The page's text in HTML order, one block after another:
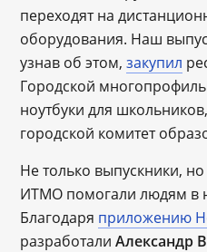
переходят на
оборудования. Наш
узнав об этом,закупил
Городской
ноутбуки для
городской комитет
Не только выпускники,
ИТМО помогали людям в
Благодаря приложению
разработалиАлександр